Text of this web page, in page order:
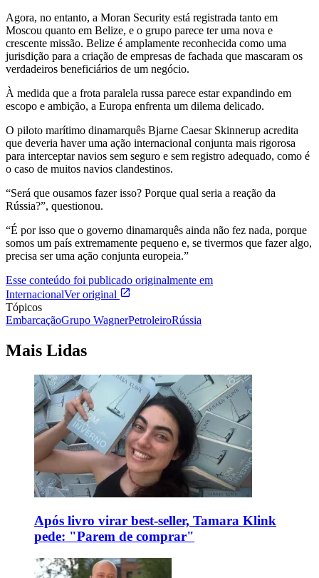
Agora, no entanto, a Moran Security está registrada tanto em
Moscou quanto em Belize, e o grupo parece ter uma nova e
crescente missão. Belize é amplamente reconhecida como uma
jurisdição para a criação de empresas de fachada que mascaram os
verdadeiros beneficiários de um negócio.
À medida que a frota paralela russa parece estar expandindo em
escopo e ambição, a Europa enfrenta um dilema delicado.
O piloto marítimo dinamarquês Bjarne Caesar Skinnerup acredita
que deveria haver uma ação internacional conjunta mais rigorosa
para interceptar navios sem seguro e sem registro adequado, como é
o caso de muitos navios clandestinos.
“Será que ousamos fazer isso? Porque qual seria a reação da
Rússia?”, questionou.
“É por isso que o governo dinamarquês ainda não fez nada, porque
somos um país extremamente pequeno e, se tivermos que fazer algo,
precisa ser uma ação conjunta europeia.”
Esse conteúdo foi publicado originalmente em
InternacionalVer original
Tópicos
EmbarcaçãoGrupo WagnerPetroleiroRússia
Mais Lidas
Após livro virar best-seller, Tamara Klink
pede: "Parem de comprar"